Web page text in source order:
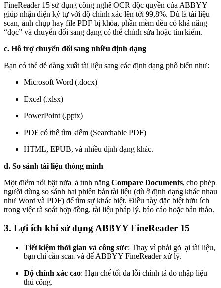
FineReader 15 sử dụng công nghệ OCR độc quyền của ABBYY
giúp nhận diện ký tự với độ chính xác lên tới 99,8%. Dù là tài liệu
scan, ảnh chụp hay file PDF bị khóa, phần mềm đều có khả năng
“đọc” và chuyển đổi sang dạng có thể chỉnh sửa hoặc tìm kiếm.
c. Hỗ trợ chuyển đổi sang nhiều định dạng
Bạn có thể dễ dàng xuất tài liệu sang các định dạng phổ biến như:
Microsoft Word (.docx)
Excel (.xlsx)
PowerPoint (.pptx)
PDF có thể tìm kiếm (Searchable PDF)
HTML, EPUB, và nhiều định dạng khác.
d. So sánh tài liệu thông minh
Một điểm nổi bật nữa là tính năng Compare Documents, cho phép
người dùng so sánh hai phiên bản tài liệu (dù ở định dạng khác nhau
như Word và PDF) để tìm sự khác biệt. Điều này đặc biệt hữu ích
trong việc rà soát hợp đồng, tài liệu pháp lý, báo cáo hoặc bản thảo.
3. Lợi ích khi sử dụng ABBYY FineReader 15
Tiết kiệm thời gian và công sức: Thay vì phải gõ lại tài liệu,
bạn chỉ cần scan và để ABBYY FineReader xử lý.
Độ chính xác cao: Hạn chế tối đa lỗi chính tả do nhập liệu
thủ công.